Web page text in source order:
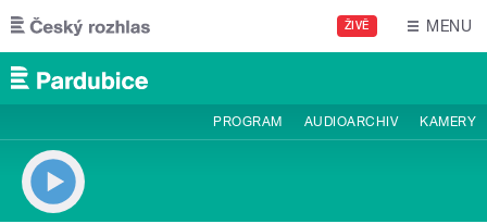
Přejít k hlavnímu obsahu
ŽIVĚ MENU
PROGRAM AUDIOARCHIV KAMERY